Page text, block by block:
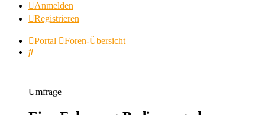
Anmelden
Registrieren
Portal
Foren-Übersicht
Suche
Umfrage